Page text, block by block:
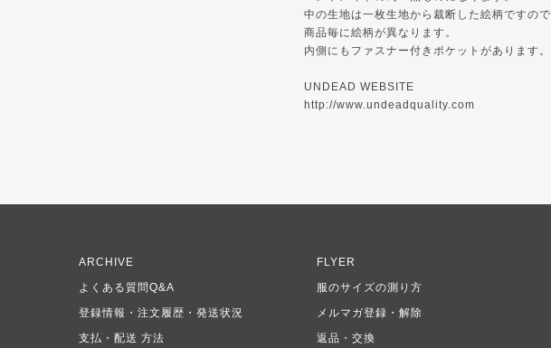
中の生地は一枚生地から裁断した絵柄ですので
商品毎に絵柄が異なります。
内側にもファスナー付きポケットがあります。
UNDEAD WEBSITE
http://www.undeadquality.com
ARCHIVE
FLYER
よくある質問Q&A
服のサイズの測り方
登録情報・注文履歴・発送状況
メルマガ登録・解除
支払・配送 方法
返品・交換